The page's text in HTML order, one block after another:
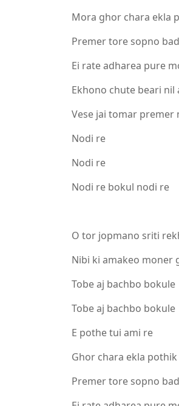
Mora ghor chara ekla
Premer tore sopno
Ei rate adharea pure
Ekhono chute beari nil
Vese jai tomar premer
Nodi re
Nodi re
Nodi re bokul nodi re
O tor jopmano sriti
Nibi ki amakeo moner
Tobe aj bachbo bokule
Tobe aj bachbo bokule
E pothe tui ami re
Ghor chara ekla pothik
Premer tore sopno